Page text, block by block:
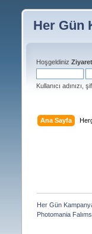
Her Gün
Hoşgeldiniz
Kullanıcı
Ana Sayfa
Her Gün
Photomania